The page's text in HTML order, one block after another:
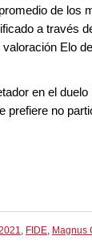
de los
a través
Elo
en el
no
, FIDE, Magnus